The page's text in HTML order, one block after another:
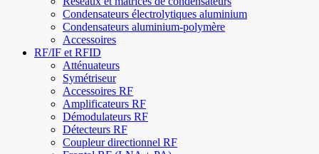
Condensateurs électrolytiques aluminium
Condensateurs aluminium-polymère
Accessoires
RF/IF et RFID
Atténuateurs
Symétriseur
Accessoires RF
Amplificateurs RF
Démodulateurs RF
Détecteurs RF
Coupleur directionnel RF